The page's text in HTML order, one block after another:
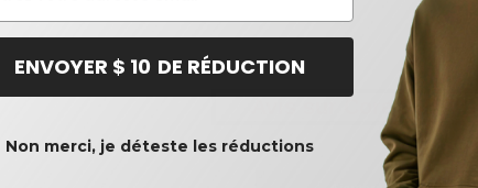
Avis sur Core 365
ENVOYER $ 10 DE RÉDUCTION
Non merci, je déteste les réductions